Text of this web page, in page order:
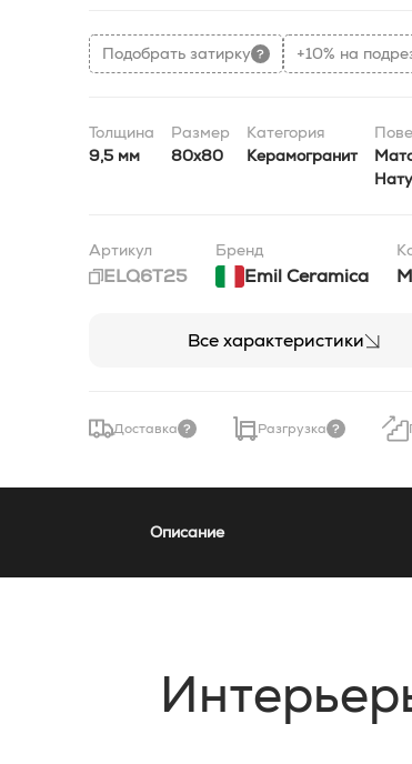
Подобрать затирку +10% на
Толщина
9,5 мм
Размер
80x80
Категория
Керамогранит
Артикул
ELQ6T25
Бренд
Emil Ceramica
Все характеристики
Доставка Разгрузка
Описание